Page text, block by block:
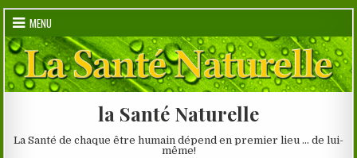
Skip
content
MENU
la Santé Naturelle
La Santé de chaque être humain dépend en premier lieu … de lui-
même!